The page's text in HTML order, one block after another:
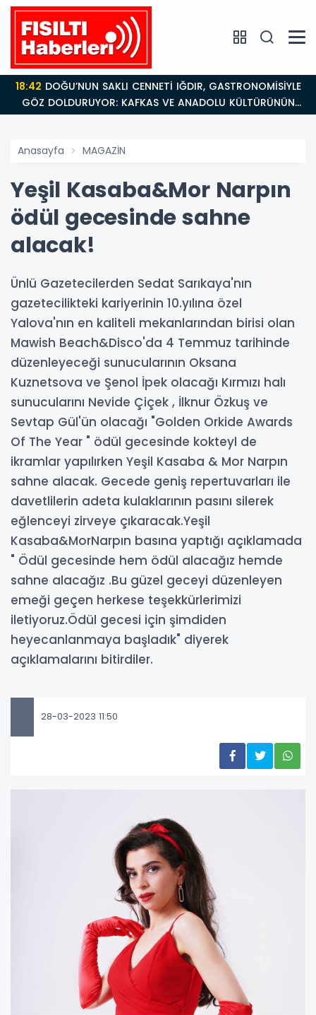
18:42
GÖZ DOLDURUYOR: KAFKAS VE ANADOLU KÜLTÜRÜNÜN
BULUŞMA NOKTASI
Anasayfa MAGAZİN
Yeşil Kasaba&Mor Narpın
ödül gecesinde sahne
alacak!
Ünlü Gazetecilerden Sedat Sarıkaya'nın
gazetecilikteki kariyerinin 10.yılına özel
Yalova'nın en kaliteli mekanlarından birisi olan
Mawish Beach&Disco'da 4 Temmuz tarihinde
düzenleyeceği sunucularının Oksana
Kuznetsova ve Şenol İpek olacağı Kırmızı halı
sunucularını Nevide Çiçek , İlknur Özkuş ve
Sevtap Gül'ün olacağı "Golden Orkide Awards
Of The Year " ödül gecesinde kokteyl de
ikramlar yapılırken Yeşil Kasaba & Mor Narpın
sahne alacak. Gecede geniş repertuvarları ile
davetlilerin adeta kulaklarının pasını silerek
eğlenceyi zirveye çıkaracak.Yeşil
Kasaba&MorNarpın basına yaptığı açıklamada
" Ödül gecesinde hem ödül alacağız hemde
sahne alacağız .Bu güzel geceyi düzenleyen
emeği geçen herkese teşekkürlerimizi
iletiyoruz.Ödül gecesi için şimdiden
heyecanlanmaya başladık" diyerek
açıklamalarını bitirdiler.
28-03-2023 11:50